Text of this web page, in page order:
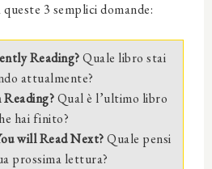
3 semplici domande:
Reading?Quale libro stai
attualmente?
Qual è l’ultimo libro
hai finito?
will Read Next?Quale pensi
prossima lettura?